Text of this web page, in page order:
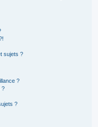
sujets ?
?
?
?